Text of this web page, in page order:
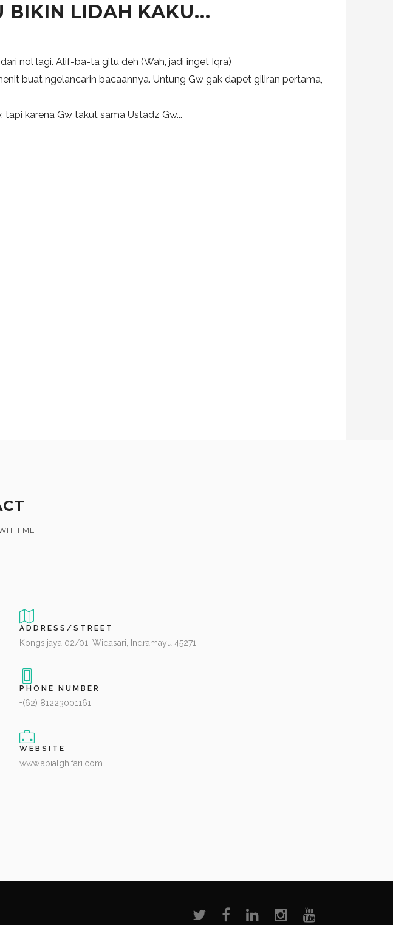
BIKIN LIDAH KAKU...
nol lagi. Alif-ba-ta gitu deh (Wah, jadi inget Iqra)
buat ngelancarin bacaannya. Untung Gw gak dapet giliran pertama,
karena Gw takut sama Ustadz Gw...
ME
ADDRESS/STREET
Kongsijaya 02/01, Widasari, Indramayu 45271
PHONE NUMBER
+(62) 81223001161
WEBSITE
www.abialghifari.com